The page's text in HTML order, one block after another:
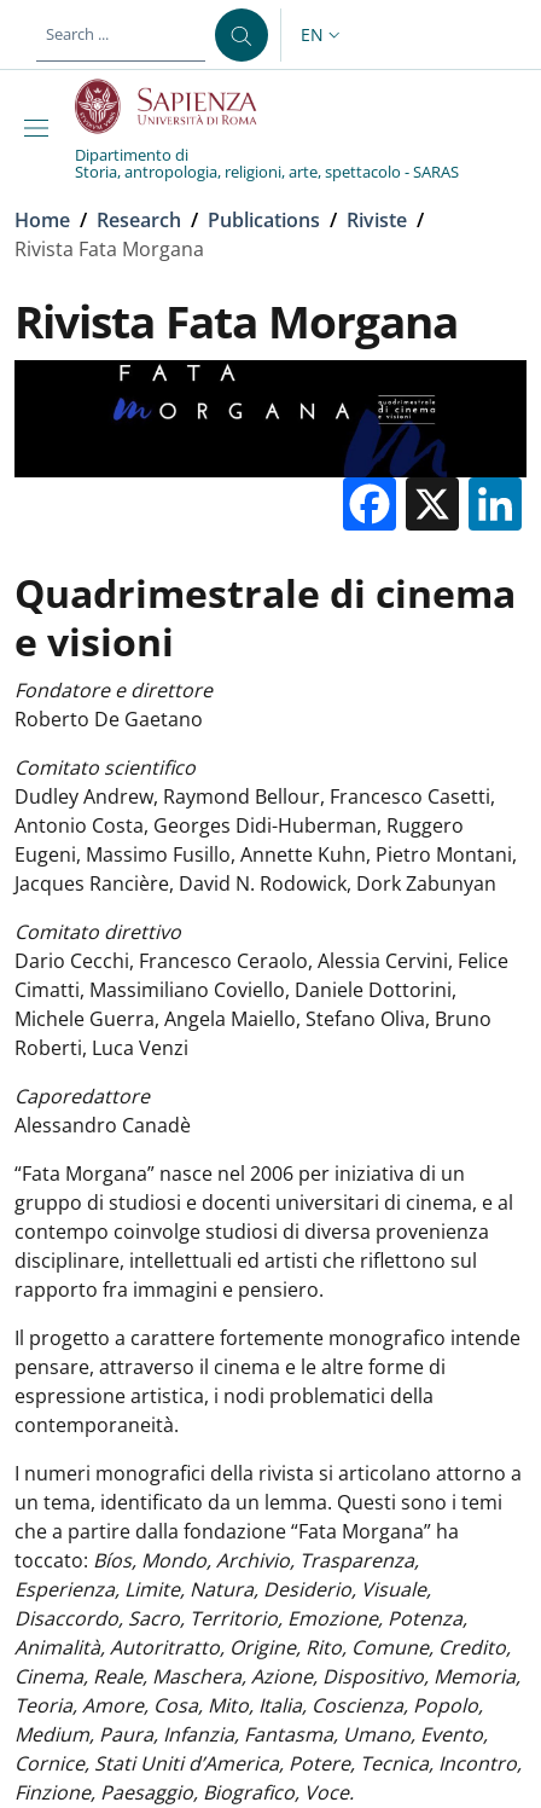
LANGUAGE SWITCHER:
EN
Dipartimento di
Storia, antropologia, religioni, arte, spettacolo - SARAS
Breadcrumb
Home / Research / Publications / Riviste /
Rivista Fata Morgana
Rivista Fata Morgana
X
Quadrimestrale di cinema
e visioni
Fondatore e direttore
Roberto De Gaetano
Comitato scientifico
Dudley Andrew, Raymond Bellour, Francesco Casetti,
Antonio Costa, Georges Didi-Huberman, Ruggero
Eugeni, Massimo Fusillo, Annette Kuhn, Pietro Montani,
Jacques Rancière, David N. Rodowick, Dork Zabunyan
Comitato direttivo
Dario Cecchi, Francesco Ceraolo, Alessia Cervini, Felice
Cimatti, Massimiliano Coviello, Daniele Dottorini,
Michele Guerra, Angela Maiello, Stefano Oliva, Bruno
Roberti, Luca Venzi
Caporedattore
Alessandro Canadè
“Fata Morgana” nasce nel 2006 per iniziativa di un
gruppo di studiosi e docenti universitari di cinema, e al
contempo coinvolge studiosi di diversa provenienza
disciplinare, intellettuali ed artisti che riflettono sul
rapporto fra immagini e pensiero.
Il progetto a carattere fortemente monografico intende
pensare, attraverso il cinema e le altre forme di
espressione artistica, i nodi problematici della
contemporaneità.
I numeri monografici della rivista si articolano attorno a
un tema, identificato da un lemma. Questi sono i temi
che a partire dalla fondazione “Fata Morgana” ha
toccato: Bíos, Mondo, Archivio, Trasparenza,
Esperienza, Limite, Natura, Desiderio, Visuale,
Disaccordo, Sacro, Territorio, Emozione, Potenza,
Animalità, Autoritratto, Origine, Rito, Comune, Credito,
Cinema, Reale, Maschera, Azione, Dispositivo, Memoria,
Teoria, Amore, Cosa, Mito, Italia, Coscienza, Popolo,
Medium, Paura, Infanzia, Fantasma, Umano, Evento,
Cornice, Stati Uniti d’America, Potere, Tecnica, Incontro,
Finzione, Paesaggio, Biografico, Voce.